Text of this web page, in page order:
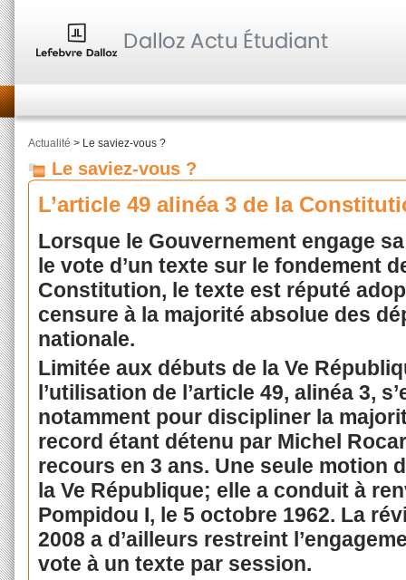
Actualité > Le saviez-vous ?
Le saviez-vous ?
L’article 49 alinéa 3 de la
Lorsque le Gouvernement engage
le vote d’un texte sur le fondement
Constitution, le texte est réputé
censure à la majorité absolue des
nationale.
Limitée aux débuts de la Ve
l’utilisation de l’article 49, alinéa 3,
notamment pour discipliner la
record étant détenu par Michel
recours en 3 ans. Une seule motion
la Ve République; elle a conduit à
Pompidou I, le 5 octobre 1962. La
2008 a d’ailleurs restreint
vote à un texte par session.